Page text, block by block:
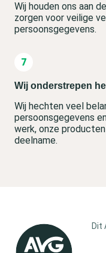
Wij houden ons aan
zorgen voor veilige
persoonsgegevens.
Wij onderstrepen
Wij hechten veel
persoonsgegevens
werk, onze
deelname.
Dit